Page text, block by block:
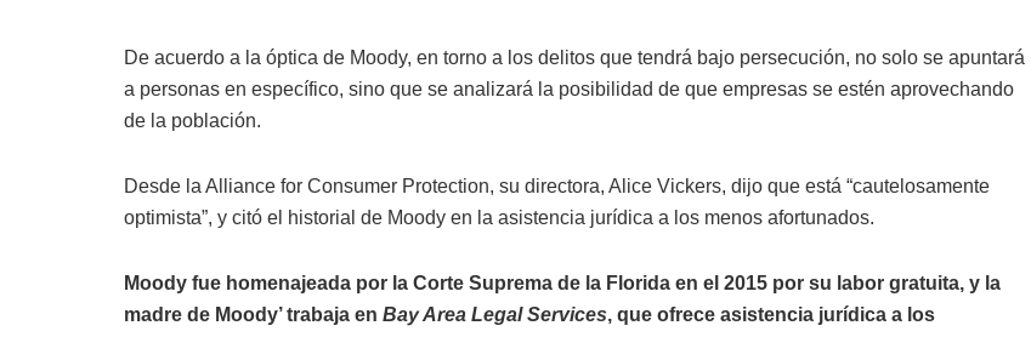
De acuerdo a la óptica de Moody, en torno a los delitos que tendrá bajo persecución, no solo se apuntará
a personas en específico, sino que se analizará la posibilidad de que empresas se estén aprovechando
de la población.
Desde la Alliance for Consumer Protection, su directora, Alice Vickers, dijo que está “cautelosamente
optimista”, y citó el historial de Moody en la asistencia jurídica a los menos afortunados.
Moody fue homenajeada por la Corte Suprema de la Florida en el 2015 por su labor gratuita, y la
madre de Moody’ trabaja en Bay Area Legal Services, que ofrece asistencia jurídica a los